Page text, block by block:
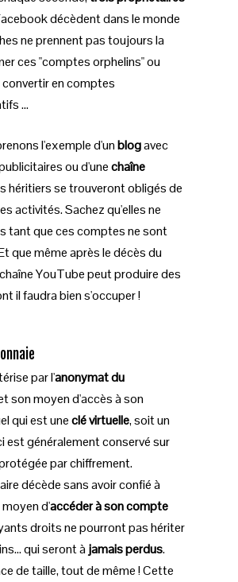
décèdent dans le monde
ne prennent pas toujours la
ces "comptes orphelins" ou
convertir en comptes
...
l'exemple d'unblogavec
ou d'unechaîne
héritiers se trouveront obligés de
activités. Sachez qu'elles ne
tant que ces comptes ne sont
que même après le décès du
YouTube peut produire des
il faudra bien s'occuper !
par l'anonymat du
son moyen d'accès à son
qui est uneclé virtuelle, soit un
est généralement conservé sur
par chiffrement.
décède sans avoir confié à
d'accéder à son compte
droits ne pourront pas hériter
qui seront à jamais perdus.
de taille, tout de même ! Cette